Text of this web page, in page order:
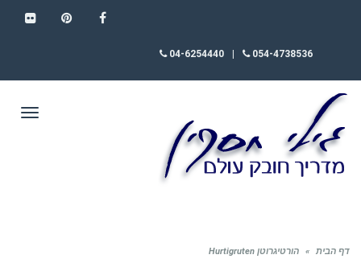
054-4738536
04-6254440
דף הבית » הורטיגרוטן Hurtigruten